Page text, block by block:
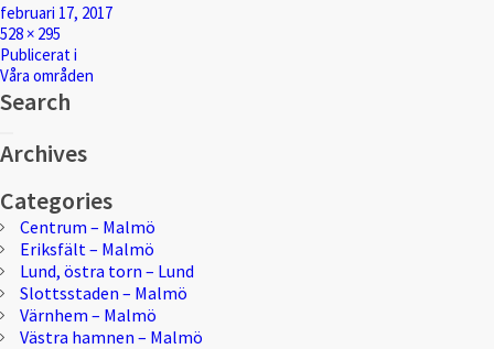
Postat
februari 17, 2017
Full
storlek
528 × 295
Inläggsnavigering
Publicerat i
Våra områden
Search
efter:
Archives
Categories
Centrum – Malmö
Eriksfält – Malmö
Lund, östra torn – Lund
Slottsstaden – Malmö
Värnhem – Malmö
Västra hamnen – Malmö